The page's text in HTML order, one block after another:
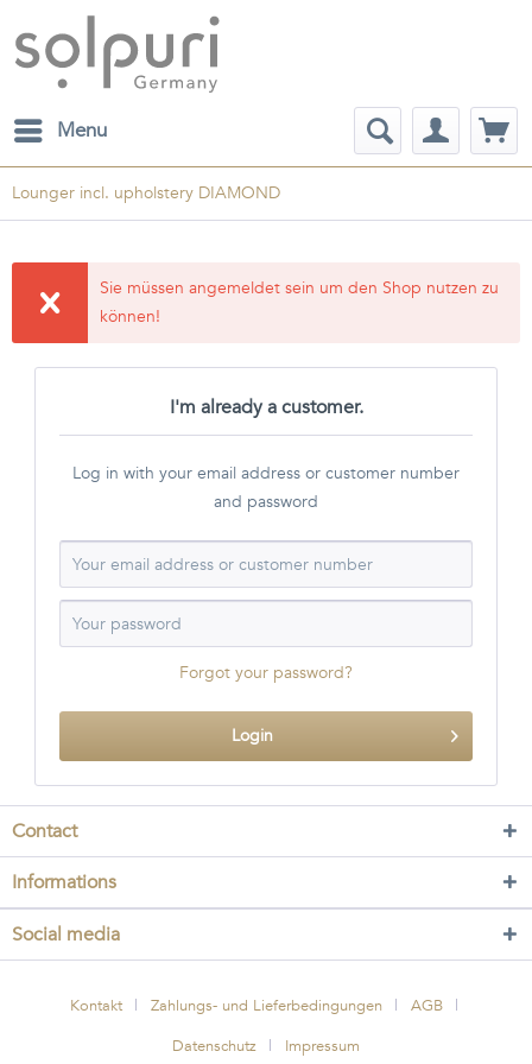
Menu
Lounger incl. upholstery DIAMOND
Sie müssen angemeldet sein um den Shop nutzen zu
können!
I'm already a customer.
Log in with your email address or customer number
and password
Forgot your password?
Login
Contact
Informations
Social media
Kontakt Zahlungs- und Lieferbedingungen
AGB
Datenschutz
Impressum